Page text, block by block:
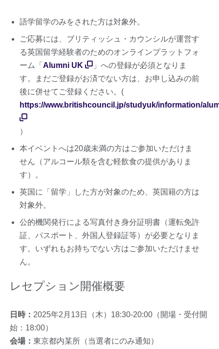
語学留学のみをされた方は対象外。
ご応募には、ブリティッシュ・カウンシルが運営す
る英国留学経験者のためのオンラインプラットフォ
ーム「 Alumni UK
」への登録が必須となりま
す。まだご登録がお済でない方は、お申し込みの前
後に併せてご登録ください。(
https://www.britishcouncil.jp/studyuk/information/
）
本イベントへは20歳未満の方はご参加いただけま
せん（アルコール類を含む軽飲食の提供がありま
す）。
英国に「留学」した方が対象のため、英国籍の方は
対象外。
公的機関発行による写真付き身分証明書（運転免許
証、パスポート、外国人登録証等）が必要となりま
す。いずれもお持ちでない方はご参加いただけませ
ん。
レセプション開催概要
日時： 2025年2月13日（木）18:30-20:00（開場・受付開
始：18:00）
会場： 東京都内某所（当選者にのみ通知）